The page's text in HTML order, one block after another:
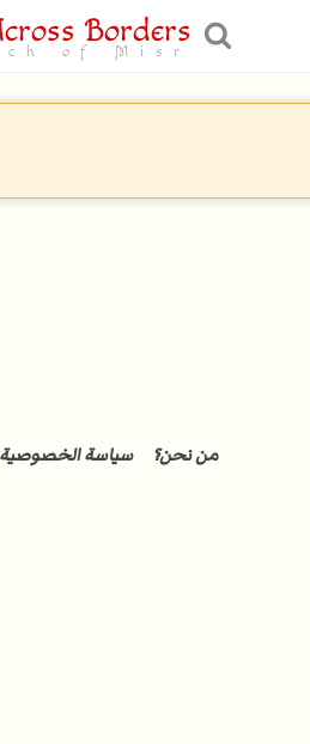
Borders
of Misr
من نحن؟ سياسة الخصوصية